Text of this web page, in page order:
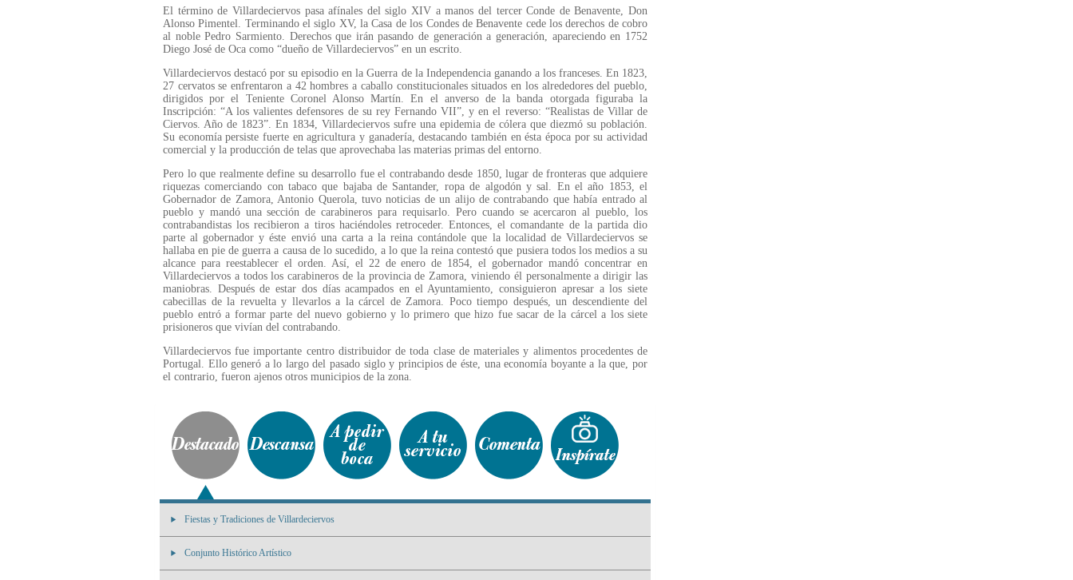
El término de Villardeciervos pasa afínales del siglo XIV a manos del tercer Conde de Benavente, Don
Alonso Pimentel. Terminando el siglo XV, la Casa de los Condes de Benavente cede los derechos de cobro
al noble Pedro Sarmiento. Derechos que irán pasando de generación a generación, apareciendo en 1752
Diego José de Oca como “dueño de Villardeciervos” en un escrito.
Villardeciervos destacó por su episodio en la Guerra de la Independencia ganando a los franceses. En 1823,
27 cervatos se enfrentaron a 42 hombres a caballo constitucionales situados en los alrededores del pueblo,
dirigidos por el Teniente Coronel Alonso Martín. En el anverso de la banda otorgada figuraba la
Inscripción: “A los valientes defensores de su rey Fernando VII”, y en el reverso: “Realistas de Villar de
Ciervos. Año de 1823”. En 1834, Villardeciervos sufre una epidemia de cólera que diezmó su población.
Su economía persiste fuerte en agricultura y ganadería, destacando también en ésta época por su actividad
comercial y la producción de telas que aprovechaba las materias primas del entorno.
Pero lo que realmente define su desarrollo fue el contrabando desde 1850, lugar de fronteras que adquiere
riquezas comerciando con tabaco que bajaba de Santander, ropa de algodón y sal. En el año 1853, el
Gobernador de Zamora, Antonio Querola, tuvo noticias de un alijo de contrabando que había entrado al
pueblo y mandó una sección de carabineros para requisarlo. Pero cuando se acercaron al pueblo, los
contrabandistas los recibieron a tiros haciéndoles retroceder. Entonces, el comandante de la partida dio
parte al gobernador y éste envió una carta a la reina contándole que la localidad de Villardeciervos se
hallaba en pie de guerra a causa de lo sucedido, a lo que la reina contestó que pusiera todos los medios a su
alcance para reestablecer el orden. Así, el 22 de enero de 1854, el gobernador mandó concentrar en
Villardeciervos a todos los carabineros de la provincia de Zamora, viniendo él personalmente a dirigir las
maniobras. Después de estar dos días acampados en el Ayuntamiento, consiguieron apresar a los siete
cabecillas de la revuelta y llevarlos a la cárcel de Zamora. Poco tiempo después, un descendiente del
pueblo entró a formar parte del nuevo gobierno y lo primero que hizo fue sacar de la cárcel a los siete
prisioneros que vivían del contrabando.
Villardeciervos fue importante centro distribuidor de toda clase de materiales y alimentos procedentes de
Portugal. Ello generó a lo largo del pasado siglo y principios de éste, una economía boyante a la que, por
el contrario, fueron ajenos otros municipios de la zona.
Fiestas y Tradiciones de Villardeciervos
Conjunto Histórico Artístico